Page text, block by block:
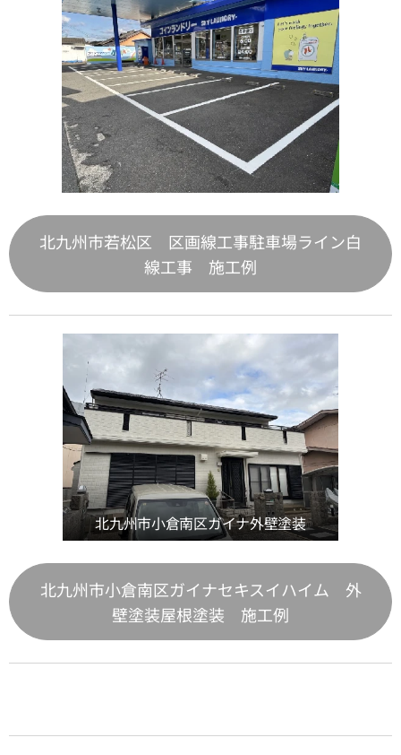
北九州市若松区 区画線工事駐車場ライン白
線工事 施工例
北九州市小倉南区ガイナ外壁塗装
北九州市小倉南区ガイナセキスイハイム 外
壁塗装屋根塗装 施工例